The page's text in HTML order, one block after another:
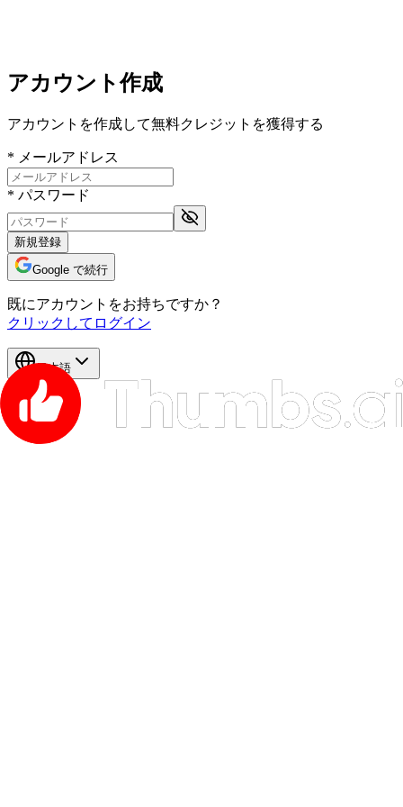
アカウント作成
アカウントを作成して無料クレジットを獲得する
* メールアドレス
* パスワード
新規登録
Google で続行
既にアカウントをお持ちですか？
クリックしてログイン
日本語